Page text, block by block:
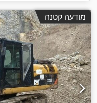
מודעה קטנה